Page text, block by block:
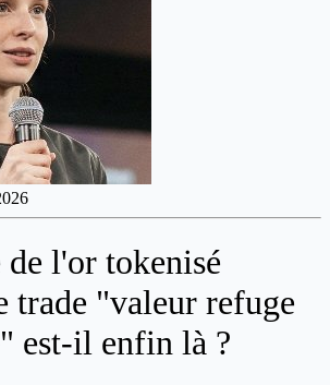
l'or tokenisé
trade "valeur refuge
est-il enfin là ?